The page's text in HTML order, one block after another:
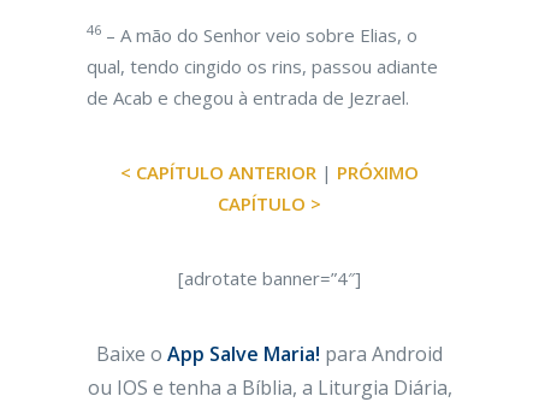
46 – A mão do Senhor veio sobre Elias, o
qual, tendo cingido os rins, passou adiante
de Acab e chegou à entrada de Jezrael.
< CAPÍTULO ANTERIOR | PRÓXIMO
CAPÍTULO >
[adrotate banner=”4″]
Baixe o App Salve Maria! para Android
ou IOS e tenha a Bíblia, a Liturgia Diária,